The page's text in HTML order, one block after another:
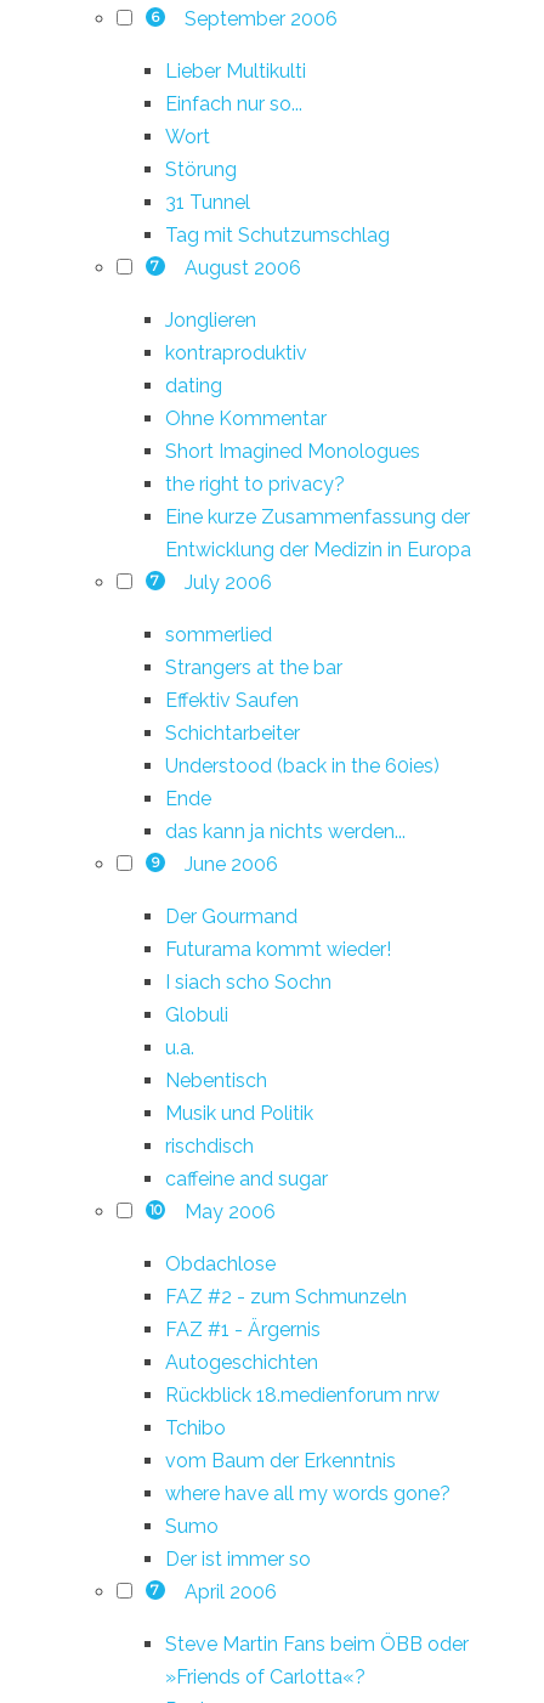
6 September 2006
Lieber Multikulti
Einfach nur so...
Wort
Störung
31 Tunnel
Tag mit Schutzumschlag
7 August 2006
Jonglieren
kontraproduktiv
dating
Ohne Kommentar
Short Imagined Monologues
the right to privacy?
Eine kurze Zusammenfassung der
Entwicklung der Medizin in Europa
7 July 2006
sommerlied
Strangers at the bar
Effektiv Saufen
Schichtarbeiter
Understood (back in the 60ies)
Ende
das kann ja nichts werden...
9 June 2006
Der Gourmand
Futurama kommt wieder!
I siach scho Sochn
Globuli
u.a.
Nebentisch
Musik und Politik
rischdisch
caffeine and sugar
10 May 2006
Obdachlose
FAZ #2 - zum Schmunzeln
FAZ #1 - Ärgernis
Autogeschichten
Rückblick 18.medienforum nrw
Tchibo
vom Baum der Erkenntnis
where have all my words gone?
Sumo
Der ist immer so
7 April 2006
Steve Martin Fans beim ÖBB oder
»Friends of Carlotta«?